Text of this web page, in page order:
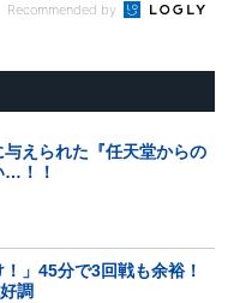
Recommended by
えられた『任天堂からの
…！！
！」45分で3回戦も余裕！
調